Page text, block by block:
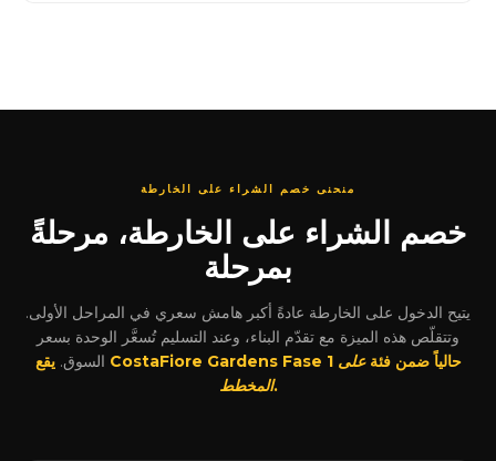
منحنى خصم الشراء على الخارطة
خصم الشراء على الخارطة، مرحلةً
بمرحلة
يتيح الدخول على الخارطة عادةً أكبر هامش سعري في المراحل الأولى.
وتتقلّص هذه الميزة مع تقدّم البناء، وعند التسليم تُسعَّر الوحدة بسعر
السوق.
يقع CostaFiore Gardens Fase 1 حالياً ضمن فئةعلى
المخطط.